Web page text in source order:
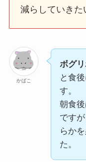
減らしていき
かばこ
ボグ
と食
す。
朝食
です
らか
た。